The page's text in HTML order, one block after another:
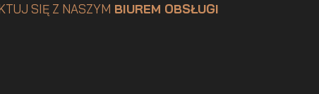
SIĘ Z NASZYM BIUREM OBSŁUGI